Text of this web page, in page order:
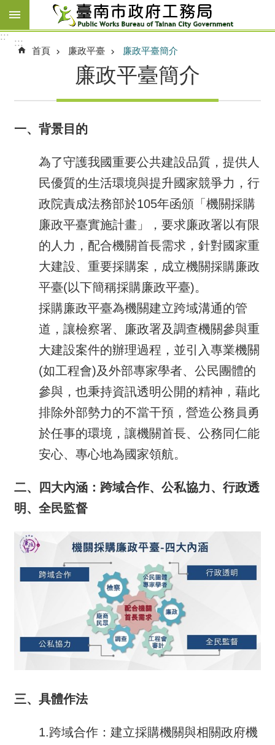
跳到主要內容區塊
:::
:::
首頁 廉政平臺 廉政平臺簡介
廉政平臺簡介
一、背景目的
為了守護我國重要公共建設品質，提供人
民優質的生活環境與提升國家競爭力，行
政院責成法務部於105年函頒「機關採購
廉政平臺實施計畫」，要求廉政署以有限
的人力，配合機關首長需求，針對國家重
大建設、重要採購案，成立機關採購廉政
平臺(以下簡稱採購廉政平臺)。
採購廉政平臺為機關建立跨域溝通的管
道，讓檢察署、廉政署及調查機關參與重
大建設案件的辦理過程，並引入專業機關
(如工程會)及外部專家學者、公民團體的
參與，也秉持資訊透明公開的精神，藉此
排除外部勢力的不當干預，營造公務員勇
於任事的環境，讓機關首長、公務同仁能
安心、專心地為國家領航。
二、四大內涵：跨域合作、公私協力、行政透
明、全民監督
三、具體作法
1.跨域合作：建立採購機關與相關政府機